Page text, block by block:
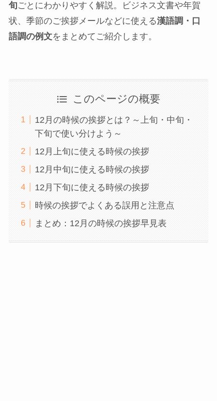
旬ごとにわかりやすく解説。ビジネス文書や年賀
状、季節のご挨拶メールなどに使える漢語調・口
語調の例文をまとめてご紹介します。
このページの概要
12月の時候の挨拶とは？～上旬・中旬・
下旬で使い分けよう～
12月上旬に使える時候の挨拶
12月中旬に使える時候の挨拶
12月下旬に使える時候の挨拶
時候の挨拶でよくある誤用と注意点
まとめ：12月の時候の挨拶早見表